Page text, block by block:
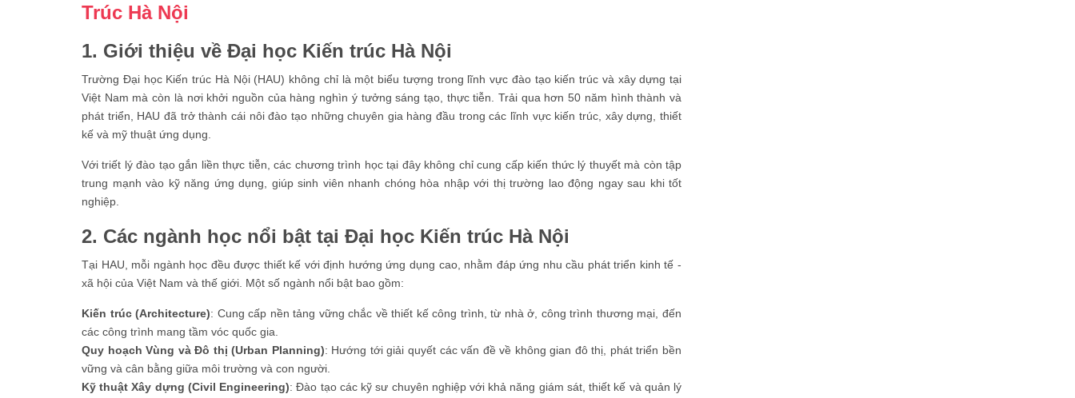
Trúc Hà Nội
1. Giới thiệu về Đại học Kiến trúc Hà Nội
Trường Đại học Kiến trúc Hà Nội (HAU) không chỉ là một biểu tượng trong lĩnh vực đào tạo kiến trúc và xây dựng tại
Việt Nam mà còn là nơi khởi nguồn của hàng nghìn ý tưởng sáng tạo, thực tiễn. Trải qua hơn 50 năm hình thành và
phát triển, HAU đã trở thành cái nôi đào tạo những chuyên gia hàng đầu trong các lĩnh vực kiến trúc, xây dựng, thiết
kế và mỹ thuật ứng dụng.
Với triết lý đào tạo gắn liền thực tiễn, các chương trình học tại đây không chỉ cung cấp kiến thức lý thuyết mà còn tập
trung mạnh vào kỹ năng ứng dụng, giúp sinh viên nhanh chóng hòa nhập với thị trường lao động ngay sau khi tốt
nghiệp.
2. Các ngành học nổi bật tại Đại học Kiến trúc Hà Nội
Tại HAU, mỗi ngành học đều được thiết kế với định hướng ứng dụng cao, nhằm đáp ứng nhu cầu phát triển kinh tế -
xã hội của Việt Nam và thế giới. Một số ngành nổi bật bao gồm:
Kiến trúc (Architecture): Cung cấp nền tảng vững chắc về thiết kế công trình, từ nhà ở, công trình thương mại, đến
các công trình mang tầm vóc quốc gia.
Quy hoạch Vùng và Đô thị (Urban Planning): Hướng tới giải quyết các vấn đề về không gian đô thị, phát triển bền
vững và cân bằng giữa môi trường và con người.
Kỹ thuật Xây dựng (Civil Engineering): Đào tạo các kỹ sư chuyên nghiệp với khả năng giám sát, thiết kế và quản lý